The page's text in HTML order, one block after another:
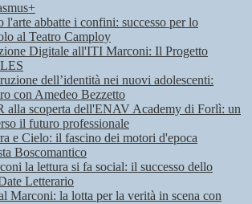
l'arte abbatte i confini: successo per lo
al Teatro Camploy
Digitale all'ITI Marconi: Il Progetto
dell’identità nei nuovi adolescenti:
con Amedeo Bezzetto
alla scoperta dell'ENAV Academy di Forlì: un
il futuro professionale
e Cielo: il fascino dei motori d'epoca
Boscomantico
la lettura si fa social: il successo dello
Letterario
Marconi: la lotta per la verità in scena con